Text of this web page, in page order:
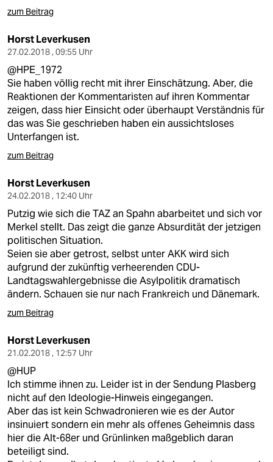
zum Beitrag
Horst Leverkusen
27.02.2018 , 09:55 Uhr
@HPE_1972
Sie haben völlig recht mit ihrer Einschätzung. Aber, die
Reaktionen der Kommentaristen auf ihren Kommentar
zeigen, dass hier Einsicht oder überhaupt Verständnis für
das was Sie geschrieben haben ein aussichtsloses
Unterfangen ist.
zum Beitrag
Horst Leverkusen
24.02.2018 , 12:40 Uhr
Putzig wie sich die TAZ an Spahn abarbeitet und sich vor
Merkel stellt. Das zeigt die ganze Absurdität der jetzigen
politischen Situation.
Seien sie aber getrost, selbst unter AKK wird sich
aufgrund der zukünftig verheerenden CDU-
Landtagswahlergebnisse die Asylpolitik dramatisch
ändern. Schauen sie nur nach Frankreich und Dänemark.
zum Beitrag
Horst Leverkusen
21.02.2018 , 12:57 Uhr
@HUP
Ich stimme ihnen zu. Leider ist in der Sendung Plasberg
nicht auf den Ideologie-Hinweis eingegangen.
Aber das ist kein Schwadronieren wie es der Autor
insinuiert sondern ein mehr als offenes Geheimnis dass
hier die Alt-68er und Grünlinken maßgeblich daran
beteiligt sind.